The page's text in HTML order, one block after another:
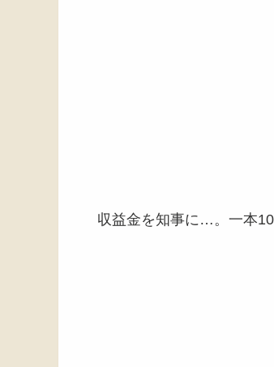
収益金を知事に…。一本